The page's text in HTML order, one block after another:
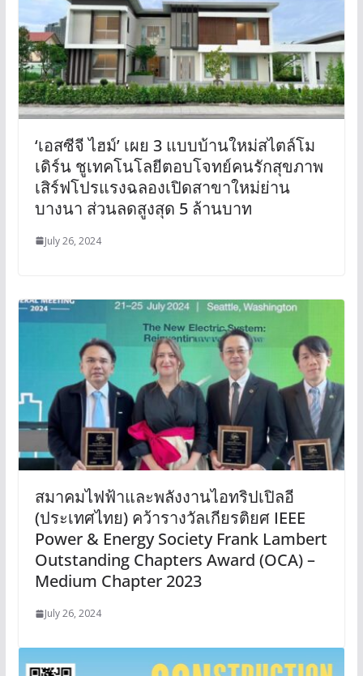
‘เอสซีจี ไฮม์’ เผย 3 แบบบ้านใหม่สไตล์โม
เดิร์น ชูเทคโนโลยีตอบโจทย์คนรักสุขภาพ
เสิร์ฟโปรแรงฉลองเปิดสาขาใหม่ย่าน
บางนา ส่วนลดสูงสุด 5 ล้านบาท
July 26, 2024
สมาคมไฟฟ้าและพลังงานไอทริปเปิลอี
(ประเทศไทย) คว้ารางวัลเกียรติยศ IEEE
Power & Energy Society Frank Lambert
Outstanding Chapters Award (OCA) –
Medium Chapter 2023
July 26, 2024